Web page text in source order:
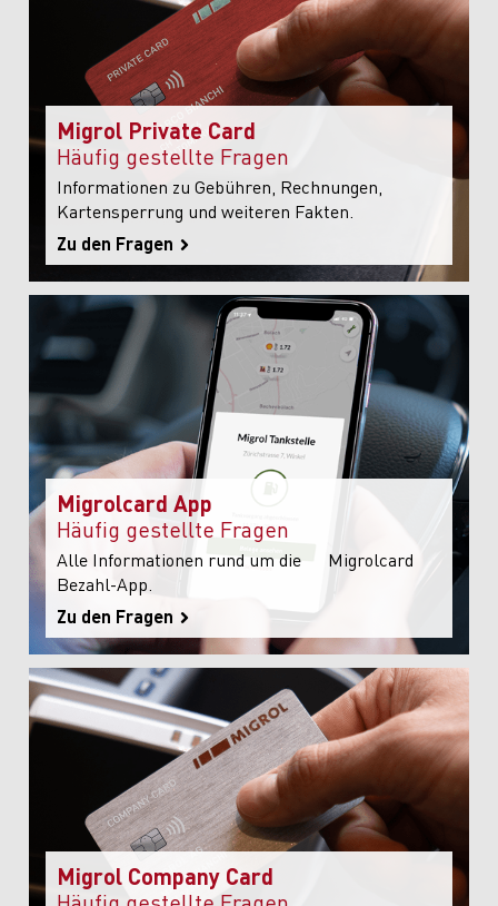
Migrol Private Card
Häufig gestellte Fragen
Informationen zu Gebühren, Rechnungen,
Kartensperrung und weiteren Fakten.
Zu den Fragen
Migrolcard App
Häufig gestellte Fragen
Alle Informationen rund um die Migrolcard
Bezahl-App.
Zu den Fragen
Migrol Company Card